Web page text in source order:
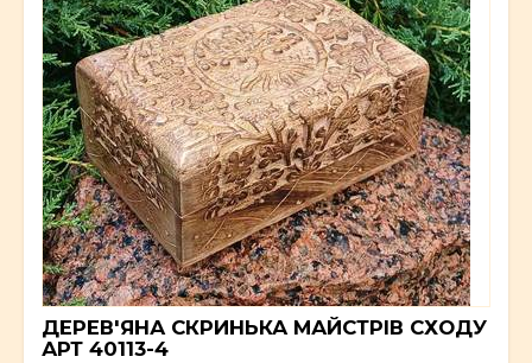
ДЕРЕВ'ЯНА СКРИНЬКА МАЙСТРІВ СХОДУ
АРТ 40113-4